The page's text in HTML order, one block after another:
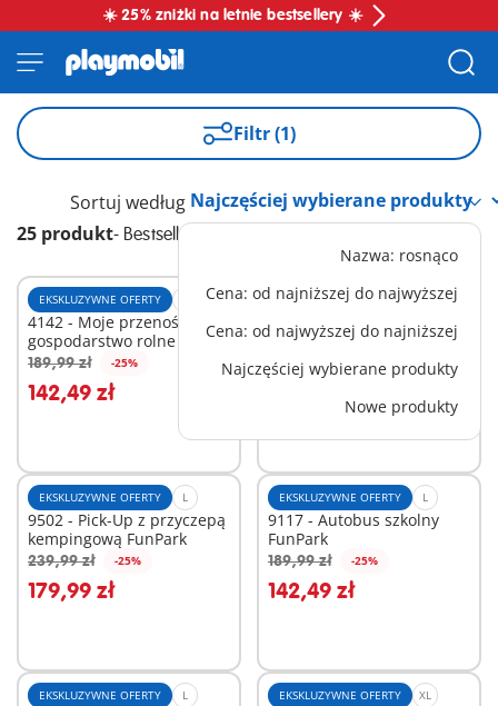
☀️ 25% zniżki na letnie bestsellery ☀️
Filtr (1)
25 produkt- Bestseller
Sortuj według
Nazwa: rosnąco
Cena: od najniższej do najwyższej
Cena: od najwyższej do najniższej
Najczęściej wybierane produkty
Nowe produkty
EKSKLUZYWNE OFERTY
4142 - Moje przenośne
gospodarstwo rolne
189,99 zł -25%
142,49 zł
Dodaj do koszyka
BESTSELLER XL
71873 - Policyjne centrum
dowodzenia
479,99 zł -25%
Dodaj do koszyka
EKSKLUZYWNE OFERTY L
9502 - Pick-Up z przyczepą
kempingową FunPark
239,99 zł -25%
179,99 zł
Dodaj do koszyka
EKSKLUZYWNE OFERTY L
9117 - Autobus szkolny
FunPark
189,99 zł -25%
142,49 zł
Dodaj do koszyka
EKSKLUZYWNE OFERTY L EKSKLUZYWNE OFERTY XL